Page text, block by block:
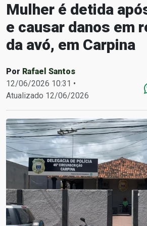
Mulher é detida
e causar danos em
da avó, em Carpina
Por Rafael Santos
12/06/2026 10:31 •
Atualizado 12/06/2026